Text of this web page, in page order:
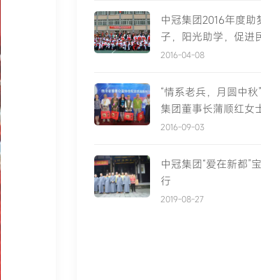
中冠集团2016年度助
子，阳光助学，促进
结行动圆满成功
2016-04-08
“情系老兵，月圆中秋
集团董事长蒲顺红女
团送爱心、慰问老兵
2016-09-03
中冠集团“爱在新都”
行
2019-08-27